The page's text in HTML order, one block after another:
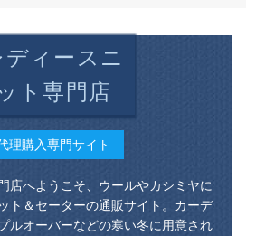
ディースニ
ット専門店
理購入専門サイト
店へようこそ、ウールやカシミヤに
ト＆セーターの通販サイト。カーデ
ルオーバーなどの寒い冬に用意され